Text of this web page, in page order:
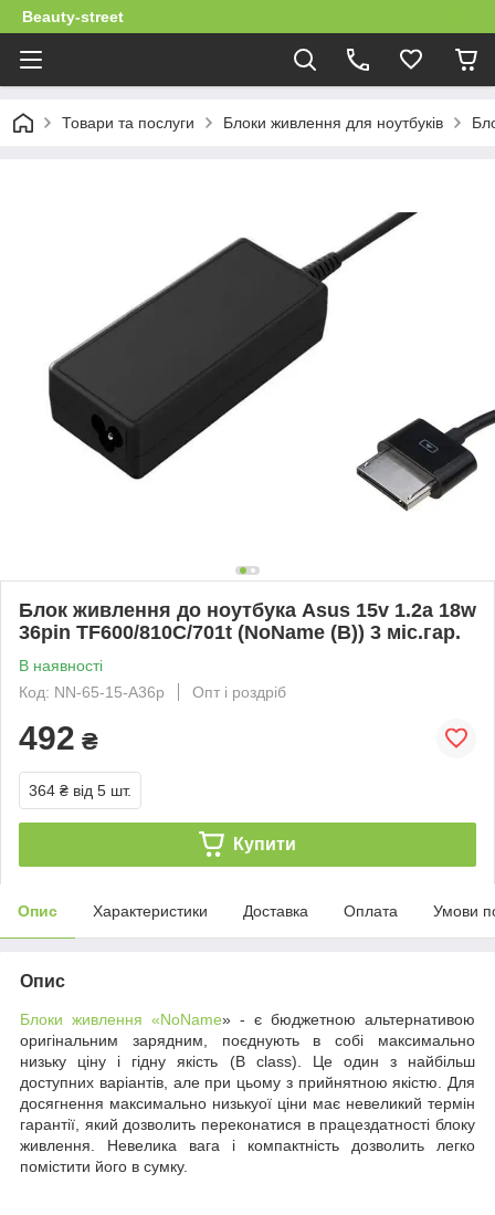
Beauty-street
Товари та послуги Блоки живлення для ноутбуків
Блок живлення до ноутбука Asus 15v 1.2a 18w
36pin TF600/810C/701t (NoName (B)) 3 міс.гар.
В наявності
Код: NN-65-15-A36p
Опт і роздріб
492 ₴
364 ₴ від 5 шт.
Купити
Опис Характеристики Доставка Оплата Умови
Опис
Блоки живлення «NoName» - є бюджетною альтернативою
оригінальним зарядним, поєднують в собі максимально
низьку ціну і гідну якість (B class) . Це один з найбільш
доступних варіантів, але при цьому з прийнятною якістю. Для
досягнення максимально низькуої ціни має невеликий термін
гарантії, який дозволить переконатися в працездатності блоку
живлення. Невелика вага і компактність дозволить легко
помістити його в сумку.